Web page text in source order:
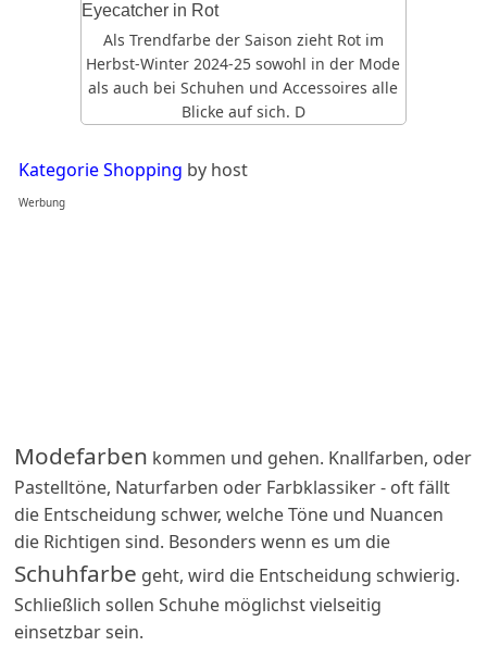
Eyecatcher in Rot
Als Trendfarbe der Saison zieht Rot im
Herbst-Winter 2024-25 sowohl in der Mode
als auch bei Schuhen und Accessoires alle
Blicke auf sich. D
Kategorie Shopping by host
Werbung
Modefarben kommen und gehen. Knallfarben, oder
Pastelltöne, Naturfarben oder Farbklassiker - oft fällt
die Entscheidung schwer, welche Töne und Nuancen
die Richtigen sind. Besonders wenn es um die
Schuhfarbe geht, wird die Entscheidung schwierig.
Schließlich sollen Schuhe möglichst vielseitig
einsetzbar sein.